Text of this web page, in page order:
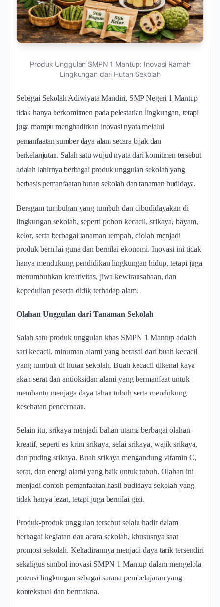
Produk Unggulan SMPN 1 Mantup: Inovasi Ramah
Lingkungan dari Hutan Sekolah
Sebagai Sekolah Adiwiyata Mandiri, SMP Negeri 1 Mantup
tidak hanya berkomitmen pada pelestarian lingkungan, tetapi
juga mampu menghadirkan inovasi nyata melalui
pemanfaatan sumber daya alam secara bijak dan
berkelanjutan. Salah satu wujud nyata dari komitmen tersebut
adalah lahirnya berbagai produk unggulan sekolah yang
berbasis pemanfaatan hutan sekolah dan tanaman budidaya.
Beragam tumbuhan yang tumbuh dan dibudidayakan di
lingkungan sekolah, seperti pohon kecacil, srikaya, bayam,
kelor, serta berbagai tanaman rempah, diolah menjadi
produk bernilai guna dan bernilai ekonomi. Inovasi ini tidak
hanya mendukung pendidikan lingkungan hidup, tetapi juga
menumbuhkan kreativitas, jiwa kewirausahaan, dan
kepedulian peserta didik terhadap alam.
Olahan Unggulan dari Tanaman Sekolah
Salah satu produk unggulan khas SMPN 1 Mantup adalah
sari kecacil, minuman alami yang berasal dari buah kecacil
yang tumbuh di hutan sekolah. Buah kecacil dikenal kaya
akan serat dan antioksidan alami yang bermanfaat untuk
membantu menjaga daya tahan tubuh serta mendukung
kesehatan pencernaan.
Selain itu, srikaya menjadi bahan utama berbagai olahan
kreatif, seperti es krim srikaya, selai srikaya, wajik srikaya,
dan puding srikaya. Buah srikaya mengandung vitamin C,
serat, dan energi alami yang baik untuk tubuh. Olahan ini
menjadi contoh pemanfaatan hasil budidaya sekolah yang
tidak hanya lezat, tetapi juga bernilai gizi.
Produk-produk unggulan tersebut selalu hadir dalam
berbagai kegiatan dan acara sekolah, khususnya saat
promosi sekolah. Kehadirannya menjadi daya tarik tersendiri
sekaligus simbol inovasi SMPN 1 Mantup dalam mengelola
potensi lingkungan sebagai sarana pembelajaran yang
kontekstual dan bermakna.